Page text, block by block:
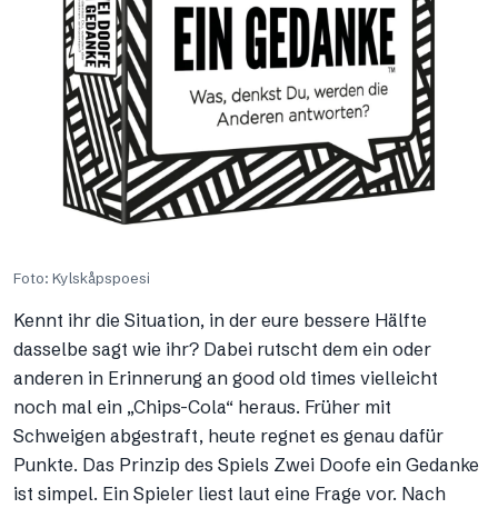
Foto: Kylskåpspoesi
Kennt ihr die Situation, in der eure bessere Hälfte
dasselbe sagt wie ihr? Dabei rutscht dem ein oder
anderen in Erinnerung an good old times vielleicht
noch mal ein „Chips-Cola“ heraus. Früher mit
Schweigen abgestraft, heute regnet es genau dafür
Punkte. Das Prinzip des Spiels Zwei Doofe ein Gedanke
ist simpel. Ein Spieler liest laut eine Frage vor. Nach